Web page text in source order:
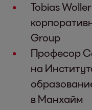
Tobias
Group
Професор
на
в Манхайм